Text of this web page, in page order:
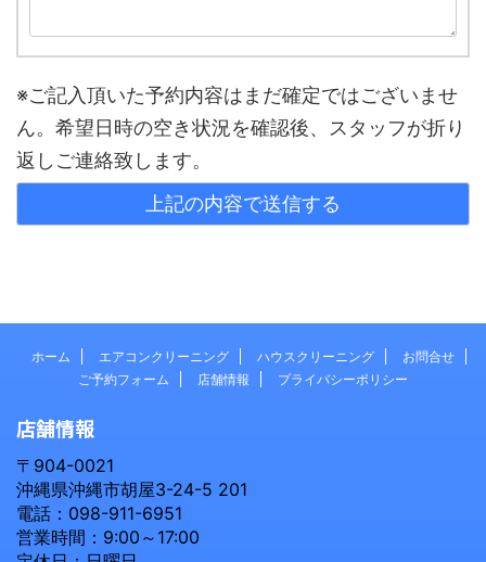
※ご記入頂いた予約内容はまだ確定ではございませ
ん。希望日時の空き状況を確認後、スタッフが折り
返しご連絡致します。
ホーム エアコンクリーニング ハウスクリーニング
お問合せ
ご予約フォーム
店舗情報 プライバシーポリシー
店舗情報
〒904-0021
沖縄県沖縄市胡屋3-24-5 201
電話：098-911-6951
営業時間：9:00～17:00